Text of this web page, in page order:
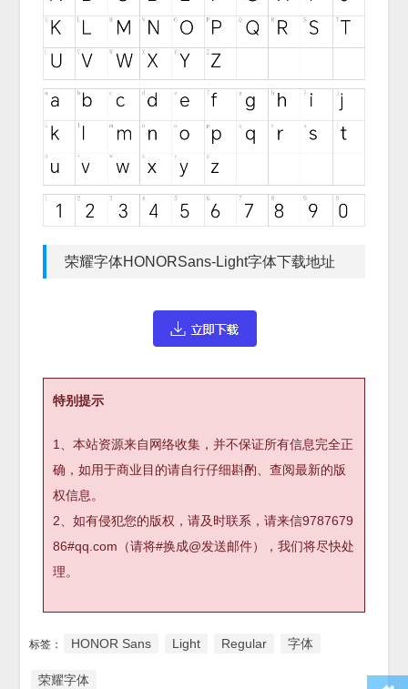
荣耀字体HONORSans-Light字体下载地址
特别提示
1、本站资源来自网络收集，并不保证所有信息完全正
确，如用于商业目的请自行仔细斟酌、查阅最新的版
权信息。
2、如有侵犯您的版权，请及时联系，请来信9787679
86#qq.com（请将#换成@发送邮件），我们将尽快处
理。
标签： HONOR Sans Light Regular 字体
荣耀字体